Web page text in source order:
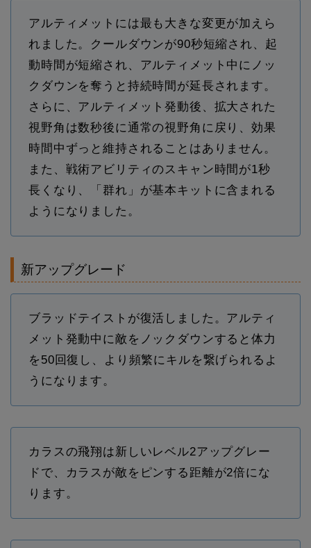
アルティメットには最も大きな変更が加えら
れました。クールダウンが90秒短縮され、起
動時間が短縮され、アルティメット中にノッ
クダウンを奪うと持続時間が延長されます。
さらに、アルティメット発動後、拡大された
視野角は数秒後に通常の視野角に戻り、効果
時間中ずっと維持されることはありません。
また、戦術アビリティのスキャン時間が1秒
長くなり、「群れ」が基本キットに含まれる
ようになりました。
新アップグレード
ブラッドテイストが復活しました。アルティ
メット発動中に敵をノックダウンすると体力
を50回復し、より頻繁にキルを繋げられるよ
うになります。
カラスの飛翔は新しいレベル2アップグレー
ドで、カラスが敵をピンする距離が2倍にな
ります。